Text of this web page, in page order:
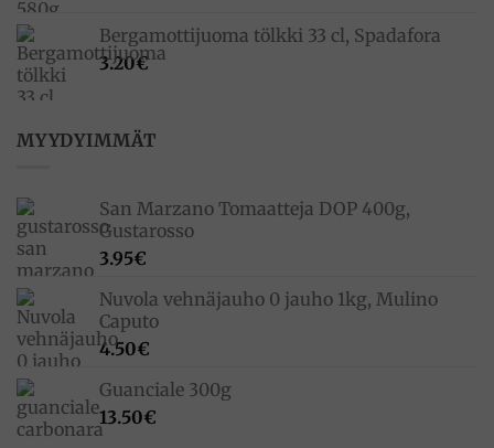
33.00€.23.10€.
Bergamottijuoma tölkki 33 cl, Spadafora
3.20€
MYYDYIMMÄT
San Marzano Tomaatteja DOP 400g,
Gustarosso
3.95€
Nuvola vehnäjauho 0 jauho 1kg, Mulino
Caputo
4.50€
Guanciale 300g
13.50€